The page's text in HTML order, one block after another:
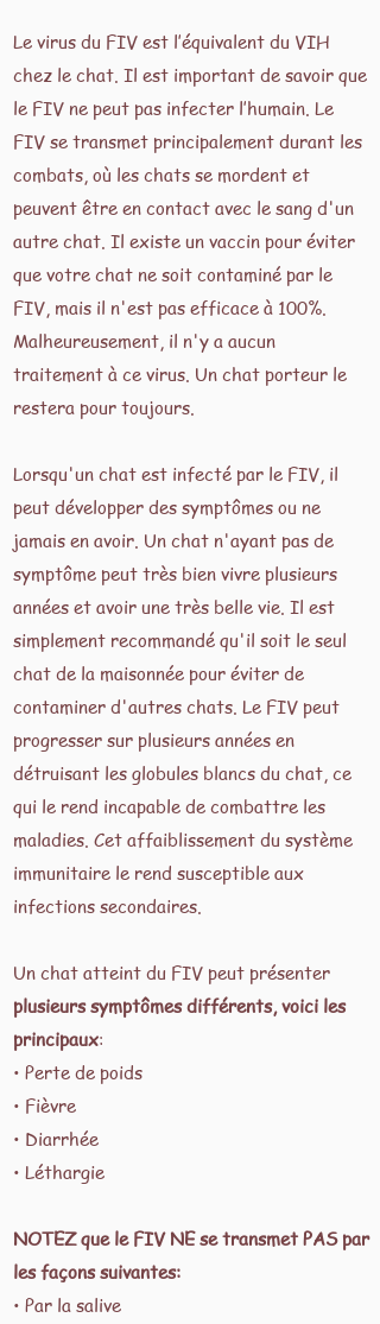
Le virus du FIV est l’équivalent du VIH
chez le chat. Il est important de savoir que
le FIV ne peut pas infecter l’humain. Le
FIV se transmet principalement durant les
combats, où les chats se mordent et
peuvent être en contact avec le sang d'un
autre chat. Il existe un vaccin pour éviter
que votre chat ne soit contaminé par le
FIV, mais il n'est pas efficace à 100%.
Malheureusement, il n'y a aucun
traitement à ce virus. Un chat porteur le
restera pour toujours.
Lorsqu'un chat est infecté par le FIV, il
peut développer des symptômes ou ne
jamais en avoir. Un chat n'ayant pas de
symptôme peut très bien vivre plusieurs
années et avoir une très belle vie. Il est
simplement recommandé qu'il soit le seul
chat de la maisonnée pour éviter de
contaminer d'autres chats. Le FIV peut
progresser sur plusieurs années en
détruisant les globules blancs du chat, ce
qui le rend incapable de combattre les
maladies. Cet affaiblissement du système
immunitaire le rend susceptible aux
infections secondaires.
Un chat atteint du FIV peut présenter
plusieurs symptômes différents, voici les
principaux:
• Perte de poids
• Fièvre
• Diarrhée
• Léthargie
NOTEZ que le FIV NE se transmet PAS par
les façons suivantes:
• Par la salive